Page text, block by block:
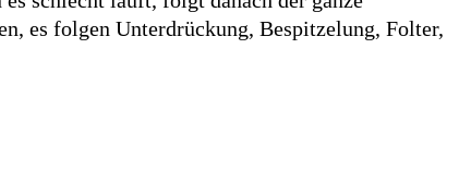
es folgen Unterdrückung, Bespitzelung, Folter,